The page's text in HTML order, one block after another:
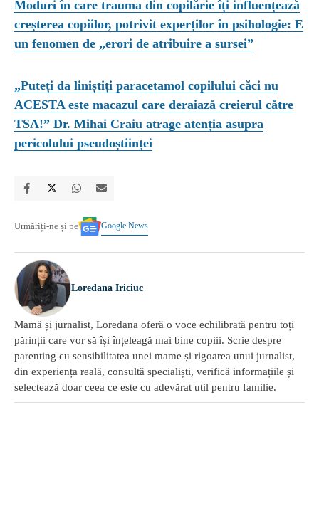
Moduri în care trauma din copilărie îți influențează
creșterea copiilor, potrivit experților în psihologie: E
un fenomen de „erori de atribuire a sursei”
„Puteți da liniștiți paracetamol copilului căci nu
ACESTA este macazul care deraiază creierul către
TSA!” Dr. Mihai Craiu atrage atenția asupra
pericolului pseudoștiinței
Urmăriți-ne și pe Google News
Loredana Iriciuc
Mamă și jurnalist, Loredana oferă o voce echilibrată pentru toți
părinții care vor să își înțeleagă mai bine copiii. Scrie despre
parenting cu sensibilitatea unei mame și rigoarea unui jurnalist,
din experiența reală, consultă specialiști, verifică informațiile și
selectează doar ceea ce este cu adevărat util pentru familie.